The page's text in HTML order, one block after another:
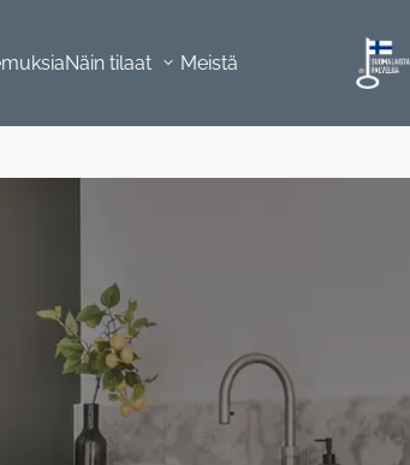
Näin tilaat Meistä